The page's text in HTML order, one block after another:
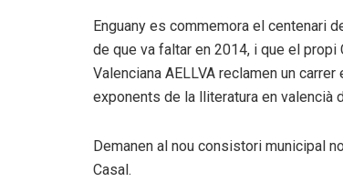
Enguany es commemora el centenari
de que va faltar en 2014, i que el propi
Valenciana AELLVA reclamen un carrer
exponents de la lliteratura en valencià
Demanen al nou consistori municipal
Casal.